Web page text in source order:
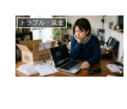
トラブル・返金